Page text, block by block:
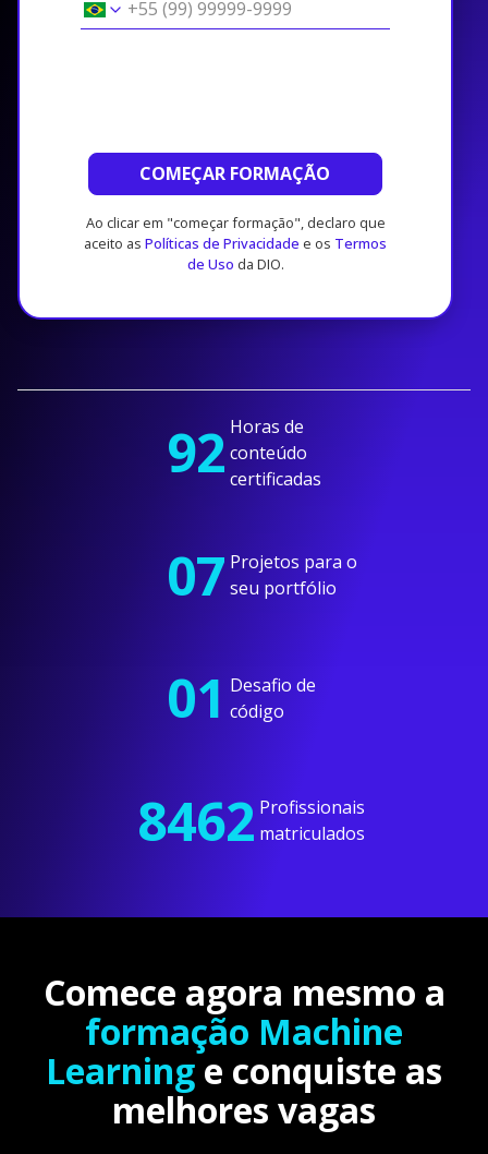
COMEÇAR FORMAÇÃO
Ao clicar em "começar formação", declaro que
aceito as Políticas de Privacidade e os Termos
de Uso da DIO.
92 Horas de
conteúdo
certificadas
07 Projetos para o
seu portfólio
01 Desafio de
código
8462 Profissionais
matriculados
Comece agora mesmo a
formação Machine
Learning e conquiste as
melhores vagas